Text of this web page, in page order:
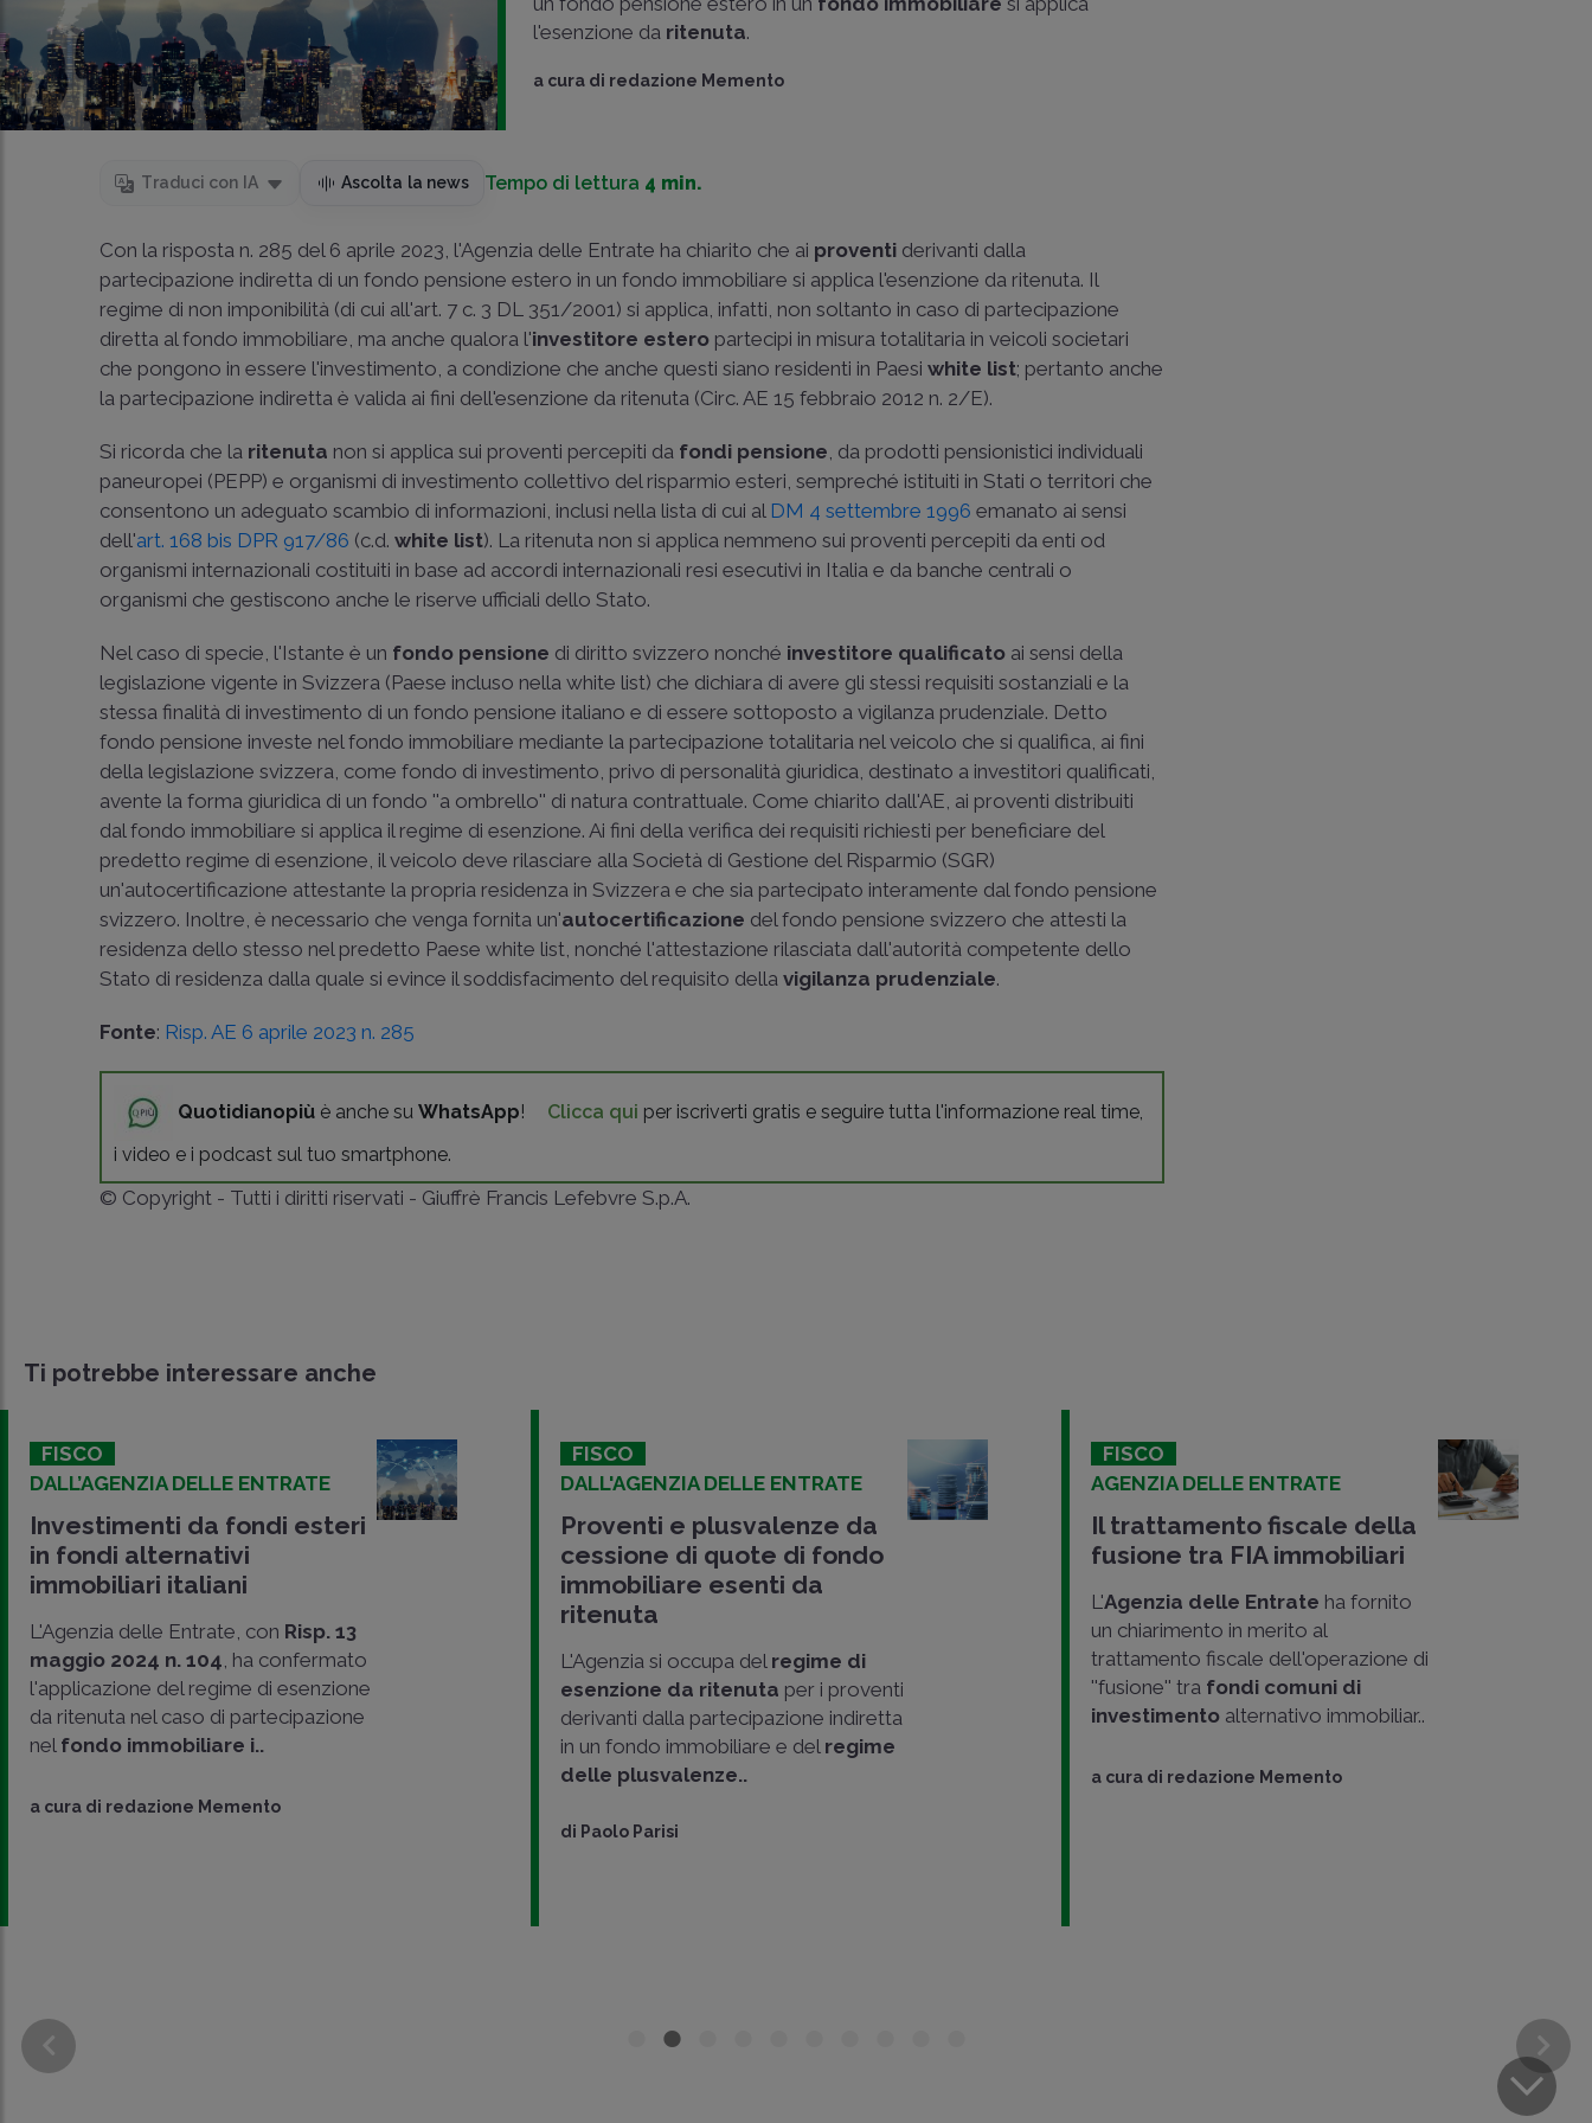
l'esenzione da ritenuta.
a cura di redazione Memento
SU
Traduci con IA Ascolta la news Tempo di lettura 4 min.
Con la risposta n. 285 del 6 aprile 2023, l'Agenzia delle Entrate ha chiarito che ai proventi derivanti dalla
partecipazione indiretta di un fondo pensione estero in un fondo immobiliare si applica l'esenzione da ritenuta. Il
regime di non imponibilità (di cui all'art. 7 c. 3 DL 351/2001) si applica, infatti, non soltanto in caso di partecipazione
diretta al fondo immobiliare, ma anche qualora l'investitore estero partecipi in misura totalitaria in veicoli societari
che pongono in essere l'investimento, a condizione che anche questi siano residenti in Paesiwhite list; pertanto anche
la partecipazione indiretta è valida ai fini dell'esenzione da ritenuta (Circ. AE 15 febbraio 2012 n. 2/E).
Si ricorda che la ritenuta non si applica sui proventi percepiti da fondi pensione, da prodotti pensionistici individuali
paneuropei (PEPP) e organismi di investimento collettivo del risparmio esteri, sempreché istituiti in Stati o territori che
consentono un adeguato scambio di informazioni, inclusi nella lista di cui al DM 4 settembre 1996 emanato ai sensi
dell'art. 168 ­bis DPR 917/86 (c.d.white list). La ritenuta non si applica nemmeno sui proventi percepiti da enti od
organismi internazionali costituiti in base ad accordi internazionali resi esecutivi in Italia e da banche centrali o
organismi che gestiscono anche le riserve ufficiali dello Stato.
Nel caso di specie, l'Istante è un fondo pensione di diritto svizzero nonché investitore qualificato ai sensi della
legislazione vigente in Svizzera (Paese incluso nella white list) che dichiara di avere gli stessi requisiti sostanziali e la
stessa finalità di investimento di un fondo pensione italiano e di essere sottoposto a vigilanza prudenziale. Detto
fondo pensione investe nel fondo immobiliare mediante la partecipazione totalitaria nel veicolo che si qualifica, ai fini
della legislazione svizzera, come fondo di investimento, privo di personalità giuridica, destinato a investitori qualificati,
avente la forma giuridica di un fondo ''a ombrello'' di natura contrattuale. Come chiarito dall'AE, ai proventi distribuiti
dal fondo immobiliare si applica il regime di esenzione. Ai fini della verifica dei requisiti richiesti per beneficiare del
predetto regime di esenzione, il veicolo deve rilasciare alla Società di Gestione del Risparmio (SGR)
un'autocertificazione attestante la propria residenza in Svizzera e che sia partecipato interamente dal fondo pensione
svizzero. Inoltre, è necessario che venga fornita un'autocertificazione del fondo pensione svizzero che attesti la
residenza dello stesso nel predetto Paese white list, nonché l'attestazione rilasciata dall'autorità competente dello
Stato di residenza dalla quale si evince il soddisfacimento del requisito dellavigilanza prudenziale.
Fonte: Risp. AE 6 aprile 2023 n. 285
Quotidianopiù è anche suWhatsApp! Clicca qui per iscriverti gratis e seguire tutta l'informazione real time,
i video e i podcast sul tuo smartphone.
© Copyright - Tutti i diritti riservati - Giuffrè Francis Lefebvre S.p.A.
Ti potrebbe interessare anche
FISCO
DALL’AGENZIA DELLE ENTRATE
Investimenti da fondi esteri
in fondi alternativi
immobiliari italiani
L'Agenzia delle Entrate, con Risp. 13
maggio 2024 n. 104, ha confermato
l'applicazione del regime di esenzione
da ritenuta nel caso di partecipazione
nel fondo immobiliare i..
a cura di redazione Memento
FISCO
DALL'AGENZIA DELLE ENTRATE
Proventi e plusvalenze da
cessione di quote di fondo
immobiliare esenti da
ritenuta
L'Agenzia si occupa del regime di
esenzione da ritenuta per i proventi
derivanti dalla partecipazione indiretta
in un fondo immobiliare e del regime
delle plusvalenze..
di Paolo Parisi
FISCO
AGENZIA DELLE ENTRATE
Il trattamento fiscale della
fusione tra FIA immobiliari
L'Agenzia delle Entrate ha fornito
un chiarimento in merito al
trattamento fiscale dell'operazione di
''fusione'' tra fondi comuni di
investimento alternativo immobiliar..
a cura di redazione Memento